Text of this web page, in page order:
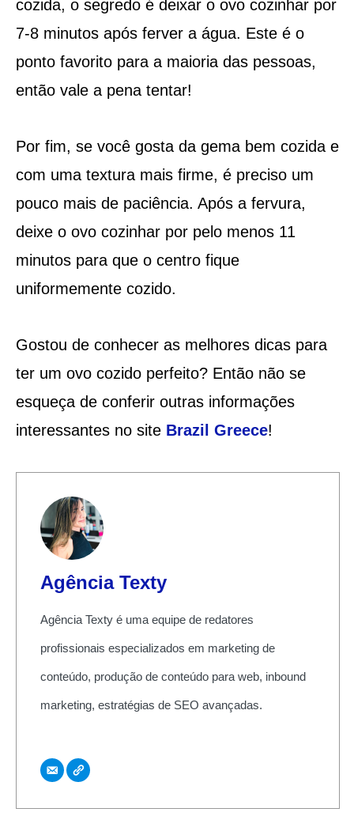
cozida, o segredo é deixar o ovo cozinhar por
7-8 minutos após ferver a água. Este é o
ponto favorito para a maioria das pessoas,
então vale a pena tentar!
Por fim, se você gosta da gema bem cozida e
com uma textura mais firme, é preciso um
pouco mais de paciência. Após a fervura,
deixe o ovo cozinhar por pelo menos 11
minutos para que o centro fique
uniformemente cozido.
Gostou de conhecer as melhores dicas para
ter um ovo cozido perfeito? Então não se
esqueça de conferir outras informações
interessantes no site Brazil Greece!
Agência Texty
Agência Texty é uma equipe de redatores
profissionais especializados em marketing de
conteúdo, produção de conteúdo para web, inbound
marketing, estratégias de SEO avançadas.